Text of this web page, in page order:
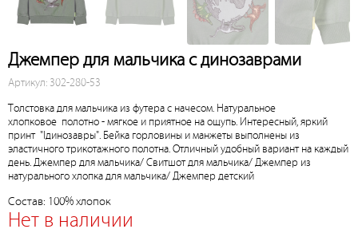
Джемпер для мальчика с динозаврами
Артикул: 302-280-53
Толстовка для мальчика из футера с начесом. Натуральное
хлопковое полотно - мягкое и приятное на ощупь. Интересный, яркий
принт "lдинозавры". Бейка горловины и манжеты выполнены из
эластичного трикотажного полотна. Отличный удобный вариант на каждый
день. Джемпер для мальчика/ Свитшот для мальчика/ Джемпер из
натурального хлопка для мальчика/ Джемпер детский
Состав: 100% хлопок
Нет в наличии